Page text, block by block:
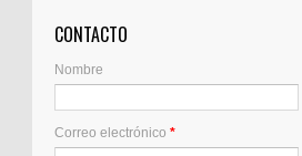
Controller Zaragoza
Córdoba
Crisis
Crónicas de arena
CONTACTO
Nombre
Correo electrónico *